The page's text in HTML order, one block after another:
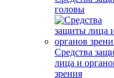
головы
Средства
лица и
зрения